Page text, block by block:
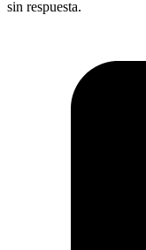
sin respuesta.